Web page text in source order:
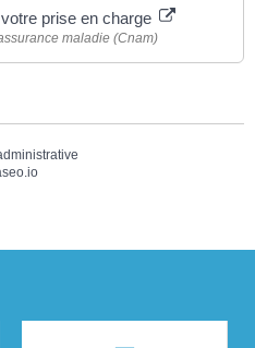
prise en charge
maladie (Cnam)